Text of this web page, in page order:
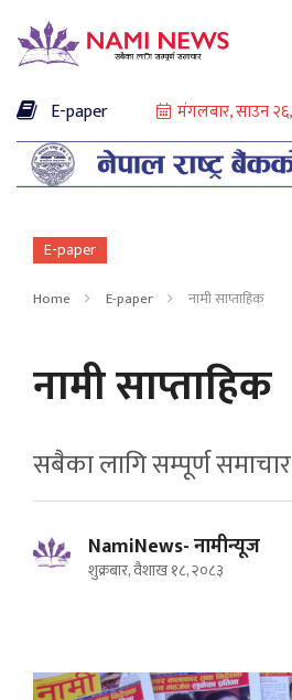
E-paper
E-paper
Home E-paper नामी साप्ताहिक
नामी साप्ताहिक
सबैका लागि सम्पूर्ण समाचार
NamiNews- नामीन्यूज
शुक्रबार, वैशाख १८, २०८३